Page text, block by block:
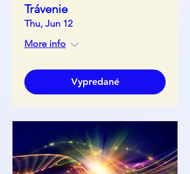
Trávenie
Thu, Jun 12
More info
Vypredané